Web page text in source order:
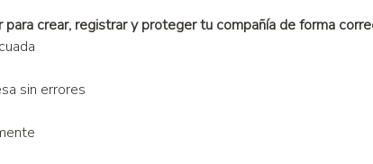
crear, registrar y proteger tu compañía de forma
sin errores